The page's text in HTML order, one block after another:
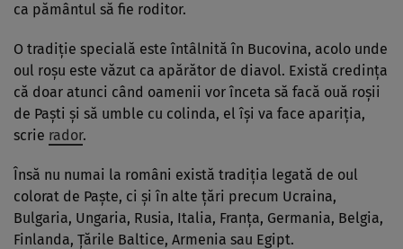
ca pământul să fie roditor.
O tradiţie specială este întâlnită în Bucovina, acolo unde
oul roşu este văzut ca apărător de diavol. Există credinţa
că doar atunci când oamenii vor înceta să facă ouă roşii
de Paști şi să umble cu colinda, el îşi va face apariţia,
scrie rador.
Însă nu numai la români există tradiţia legată de oul
colorat de Paşte, ci şi în alte ţări precum Ucraina,
Bulgaria, Ungaria, Rusia, Italia, Franţa, Germania, Belgia,
Finlanda, Ţările Baltice, Armenia sau Egipt.